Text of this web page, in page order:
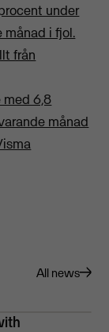
under
månad i fjol.
från
med 6,8
månad
All news